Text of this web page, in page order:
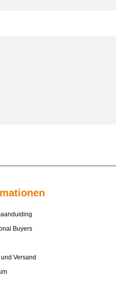
Buyers
Versand